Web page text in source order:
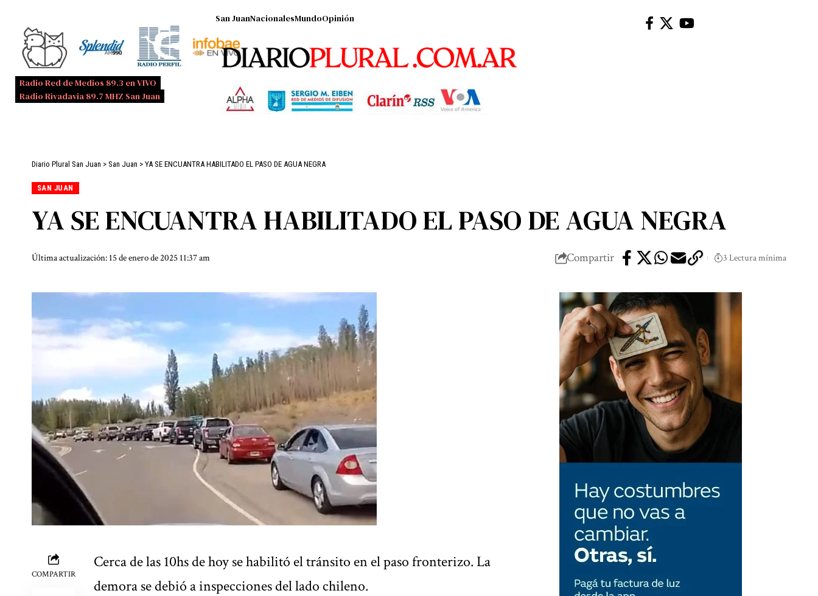
Radio Red de Medios 89.3 en VIVO
Radio Rivadavia 89.7 MHZ San Juan
San JuanNacionalesMundoOpinión
Diario Plural San Juan > San Juan > YA SE ENCUANTRA HABILITADO EL PASO DE AGUA NEGRA
SAN JUAN
YA SE ENCUANTRA HABILITADO EL PASO DE AGUA NEGRA
Última actualización: 15 de enero de 2025 11:37 am Compartir 3 Lectura mínima
COMPARTIR
Cerca de las 10hs de hoy se habilitó el tránsito en el paso fronterizo. La
demora se debió a inspecciones del lado chileno.